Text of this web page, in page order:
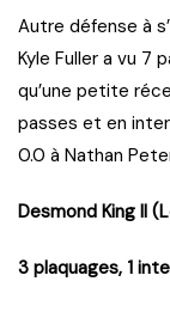
Autre défense à
Kyle Fuller a vu 7
qu’une petite
passes et en
0.0 à Nathan
Desmond King II
3 plaquages, 1